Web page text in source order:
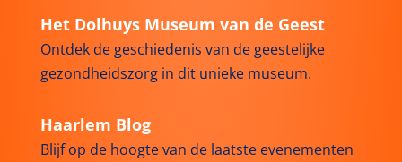
Het Dolhuys Museum van de Geest
Ontdek de geschiedenis van de geestelijke
gezondheidszorg in dit unieke museum.
Haarlem Blog
Blijf op de hoogte van de laatste evenementen